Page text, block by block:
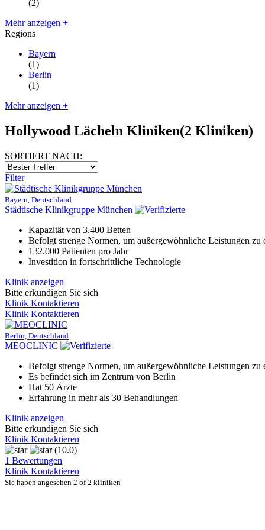
(2)
Mehr anzeigen +
Regions
Bayern
(1)
Berlin
(1)
Mehr anzeigen +
Hollywood Lächeln Kliniken(2 Kliniken)
SORTIERT NACH:
Filter
Bayern, Deutschland
Städtische Klinikgruppe München
Kapazität von 3.400 Betten
Befolgt strenge Normen, um außergewöhnliche Leistungen zu
132.000 Patienten pro Jahr
Investition in fortschrittliche Technologie
Klinik anzeigen
Bitte erkundigen Sie sich
Klinik Kontaktieren
Klinik Kontaktieren
Berlin, Deutschland
MEOCLINIC
Befolgt strenge Normen, um außergewöhnliche Leistungen zu
Es befindet sich im Zentrum von Berlin
Hat 50 Ärzte
Erfahrung in mehr als 30 Behandlungen
Klinik anzeigen
Bitte erkundigen Sie sich
Klinik Kontaktieren
(10.0)
1 Bewertungen
Klinik Kontaktieren
Sie haben angesehen 2 of 2 kliniken